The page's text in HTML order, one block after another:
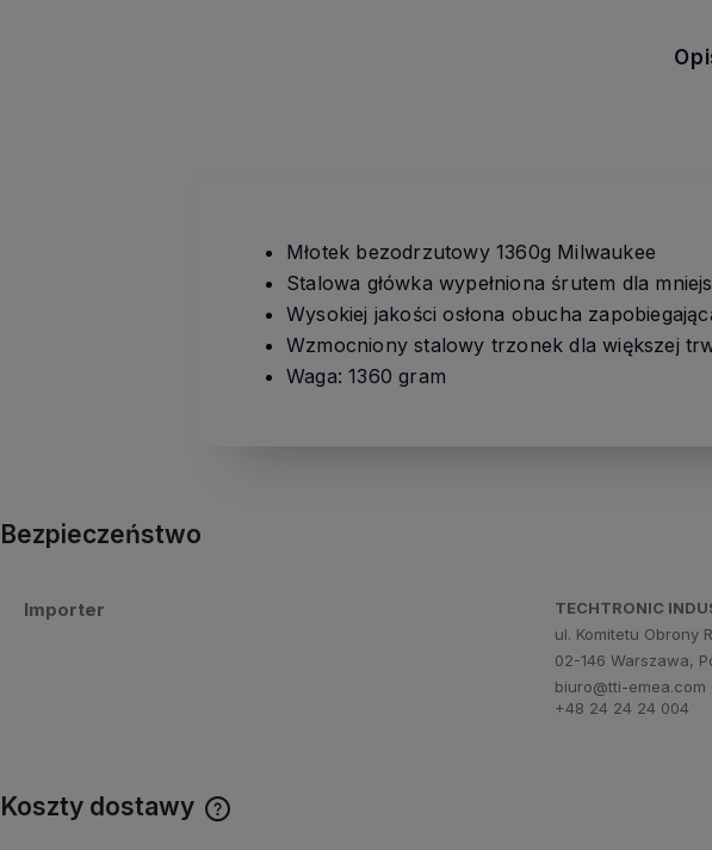
Młotek bezodrzutowy 1360g Milwaukee
Stalowa główka wypełniona śrutem dla
Wysokiej jakości osłona obucha
Wzmocniony stalowy trzonek dla większej
Waga: 1360 gram
Bezpieczeństwo
Importer
TECHTRONIC
ul. Komitetu Obrony
02-146 Warszawa,
biuro@tti-emea.com
+48 24 24 24 004
Koszty dostawy